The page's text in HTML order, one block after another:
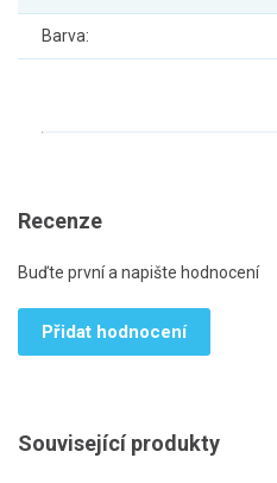
Barva:
Recenze
Buďte první a napište hodnocení
Přidat hodnocení
Související produkty